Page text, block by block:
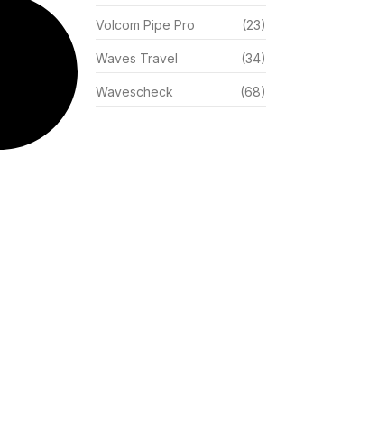
Volcom Pipe Pro (23)
Waves Travel (34)
Wavescheck (68)